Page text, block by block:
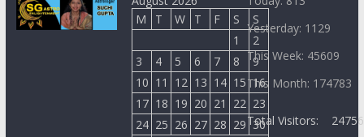
M
T W T F S
S
1
2
3
4 5 6 7 8
9
10 11 12 13 14 15 16
17 18 19 20 21 22 23
24 25 26 27 28 29 30
Yesterday: 1129
This Week: 45609
This Month: 174783
Total Visitors: